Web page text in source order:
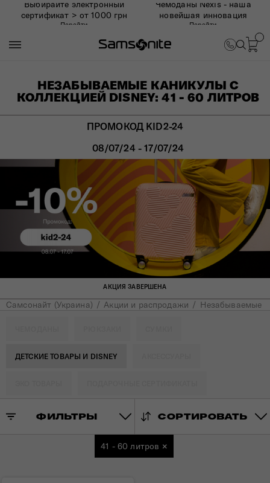
Выбирайте электронный
сертификат > от 1000 грн
Перейти
Чемоданы Nexis - наша
новейшая инновация
Перейти
НЕЗАБЫВАЕМЫЕ КАНИКУЛЫ С
КОЛЛЕКЦИЕЙ DISNEY: 41 - 60 ЛИТРОВ
ПРОМОКОД KID2-24
08/07/24 - 17/07/24
АКЦИЯ ЗАВЕРШЕНА
Самсонайт (Украина) Акции и распродажи Незабываемые
ДЕТСКИЕ ТОВАРЫ И DISNEY
ФИЛЬТРЫ СОРТИРОВАТЬ
41 - 60 литров ×